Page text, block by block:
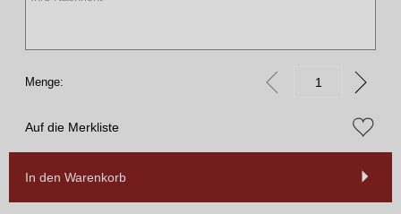
Menge:
Auf die Merkliste
In den Warenkorb